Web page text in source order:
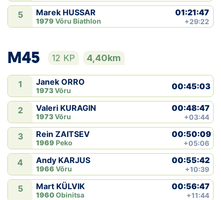
5 Marek HUSSAR
1979 Võru Biathlon
01:21:47
+29:22
M45 12 KP 4,40km
1 Janek ORRO
1973Võru 00:45:03
2 Valeri KURAGIN
1973Võru
00:48:47
+03:44
3 Rein ZAITSEV
1969 Peko
00:50:09
+05:06
4 Andy KARJUS
1966 Võru
00:55:42
+10:39
5 Mart KÜLVIK
1960Obinitsa
00:56:47
+11:44